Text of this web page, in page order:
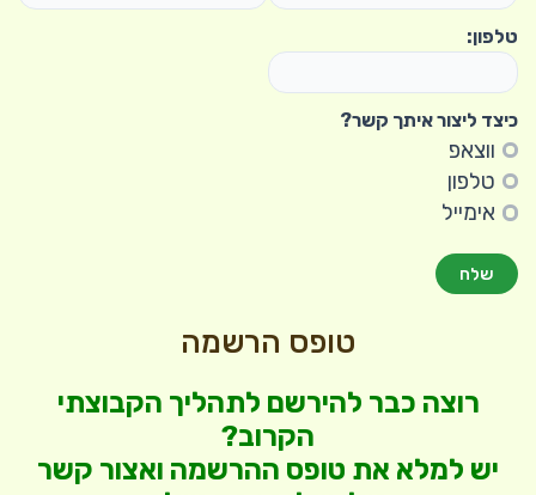
טלפון:
כיצד ליצור איתך קשר?
ווצאפ
טלפון
אימייל
שלח
טופס הרשמה
רוצה כבר להירשם לתהליך הקבוצתי
הקרוב?
יש למלא את טופס ההרשמה ואצור קשר